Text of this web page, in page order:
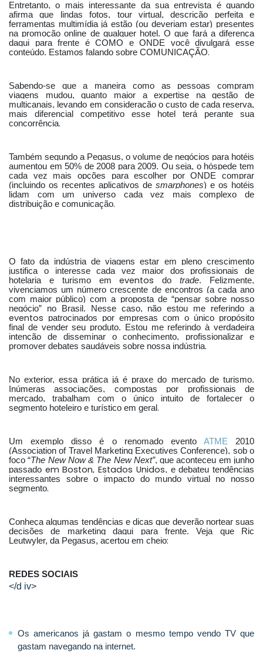
Entretanto, o mais interessante da sua entrevista é quando
afirma que lindas fotos, tour virtual, descrição perfeita e
ferramentas multimídia já estão (ou deveriam estar) presentes
na promoção online de qualquer hotel. O que fará a diferença
daqui para frente é COMO e ONDE você divulgará esse
conteúdo. Estamos falando sobre COMUNICAÇÃO.
Sabendo-se que a maneira como as pessoas compram
viagens mudou, quanto maior a expertise na gestão de
multicanais, levando em consideração o custo de cada reserva,
mais diferencial competitivo esse hotel terá perante sua
concorrência.
Também segundo a Pegasus, o volume de negócios para hotéis
aumentou em 50% de 2008 para 2009. Ou seja, o hóspede tem
cada vez mais opções para escolher por ONDE comprar
(incluindo os recentes aplicativos de smarphones) e os hotéis
lidam com um universo cada vez mais complexo de
distribuição e comunicação.
O fato da indústria de viagens estar em pleno crescimento
justifica o interesse cada vez maior dos profissionais de
hotelaria e turismo emeventos dotrade. Felizmente,
vivenciamos um número crescente de encontros (a cada ano
com maior público) com a proposta de “pensar sobre nosso
negócio” no Brasil. Nesse caso, não estou me referindo a
eventos patrocinados por empresas com o único propósito
final de vender seu produto. Estou me referindo à verdadeira
intenção de disseminar o conhecimento, profissionalizar e
promover debates saudáveis sobre nossa indústria.
No exterior, essa prática já é praxe do mercado de turismo.
Inúmeras associações, compostas por profissionais de
mercado, trabalham com o único intuito de fortalecer o
segmento hoteleiro e turístico em geral.
Um exemplo disso é o renomado evento ATME 2010
(Association of Travel Marketing Executives Conference), sob o
foco “The New Now & The New Next”, que aconteceu em junho
passado em Boston, Estados Unidos, e debateu tendências
interessantes sobre o impacto do mundo virtual no nosso
segmento.
Conheça algumas tendências e dicas que deverão nortear suas
decisões de marketing daqui para frente. Veja que Ric
Leutwyler, da Pegasus, acertou em cheio:
REDES SOCIAIS
</d iv>
Os americanos já gastam o mesmo tempo vendo TV que
gastam navegando na internet.